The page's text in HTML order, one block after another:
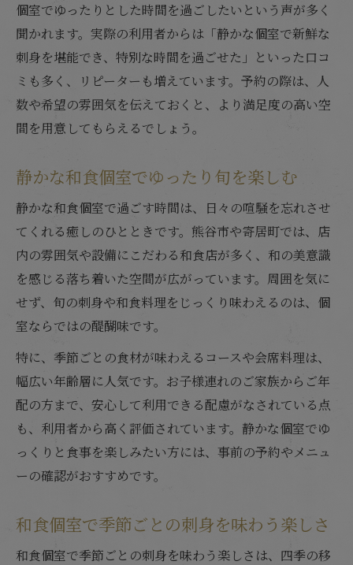
個室でゆったりとした時間を過ごしたいという声が多く
聞かれます。実際の利用者からは「静かな個室で新鮮な
刺身を堪能でき、特別な時間を過ごせた」といった口コ
ミも多く、リピーターも増えています。予約の際は、人
数や希望の雰囲気を伝えておくと、より満足度の高い空
間を用意してもらえるでしょう。
静かな和食個室でゆったり旬を楽しむ
静かな和食個室で過ごす時間は、日々の喧騒を忘れさせ
てくれる癒しのひとときです。熊谷市や寄居町では、店
内の雰囲気や設備にこだわる和食店が多く、和の美意識
を感じる落ち着いた空間が広がっています。周囲を気に
せず、旬の刺身や和食料理をじっくり味わえるのは、個
室ならではの醍醐味です。
特に、季節ごとの食材が味わえるコースや会席料理は、
幅広い年齢層に人気です。お子様連れのご家族からご年
配の方まで、安心して利用できる配慮がなされている点
も、利用者から高く評価されています。静かな個室でゆ
っくりと食事を楽しみたい方には、事前の予約やメニュ
ーの確認がおすすめです。
和食個室で季節ごとの刺身を味わう楽しさ
和食個室で季節ごとの刺身を味わう楽しさは、四季の移